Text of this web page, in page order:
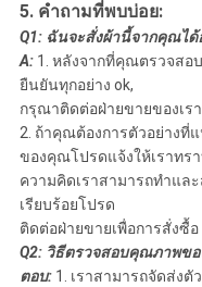
5. คำถามที่พบบ่อย:
Q1: ฉันจะสั่งผ้านี้จากคุณได้
A:1. หลังจากที่คุณตรวจสอ
ยืนยันทุกอย่าง ok,
กรุณาติดต่อฝ่ายขายของเร
2. ถ้าคุณต้องการตัวอย่างที่
ของคุณโปรดแจ้งให้เราทร
ความคิดเราสามารถทำแล
เรียบร้อยโปรด
ติดต่อฝ่ายขายเพื่อการสั่งซื้อ
Q2: วิธีตรวจสอบคุณภาพข
ตอบ:1. เราสามารถจัดส่งตั